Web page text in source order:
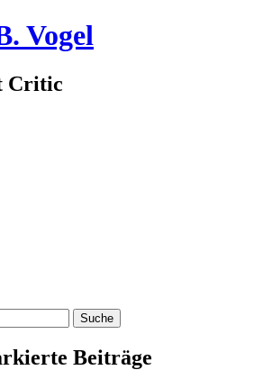
Vogel
Critic
Beiträge